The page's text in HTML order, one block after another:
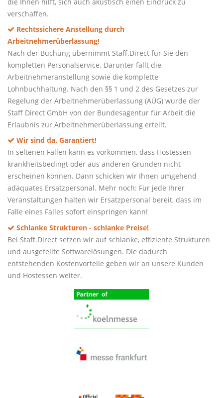
verschaffen.
Rechtssichere Anstellung durch
Arbeitnehmerüberlassung!
Nach der Buchung übernimmt Staff.Direct für Sie den
kompletten Personalservice. Darunter fällt die
Arbeitnehmeranstellung sowie die komplette
Lohnbuchhaltung. Nach den §§ 1 und 2 des Gesetzes zur
Regelung der Arbeitnehmerüberlassung (AÜG) wurde der
Staff Direct GmbH von der Bundesagentur für Arbeit die
Erlaubnis zur Arbeitnehmerüberlassung erteilt.
Wir sind da. Garantiert!
In seltenen Fällen kann es vorkommen, dass Hostessen
krankheitsbedingt oder aus anderen Gründen nicht
erscheinen können. Dann schicken wir Ihnen umgehend
adäquates Ersatzpersonal. Mehr noch: Für jede Ihrer
Veranstaltungen halten wir Ersatzpersonal bereit, dass im
Falle eines Falles sofort einspringen kann!
Schlanke Strukturen - schlanke Preise!
Bei Staff.Direct setzen wir auf schlanke, effiziente Strukturen
und ausgefeilte Softwarelösungen. Die dadurch
entstehenden Kostenvorteile geben wir an unsere Kunden
und Hostessen weiter.